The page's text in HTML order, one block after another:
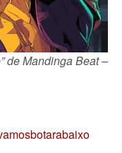
de Mandinga Beat –